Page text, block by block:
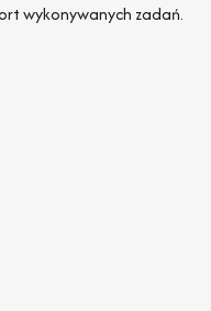
wykonywanych zadań.